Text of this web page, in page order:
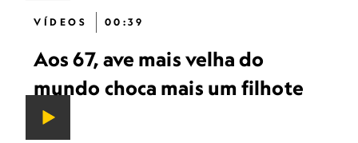
VÍDEOS 00:39
Aos 67, ave mais velha do
mundo choca mais um filhote